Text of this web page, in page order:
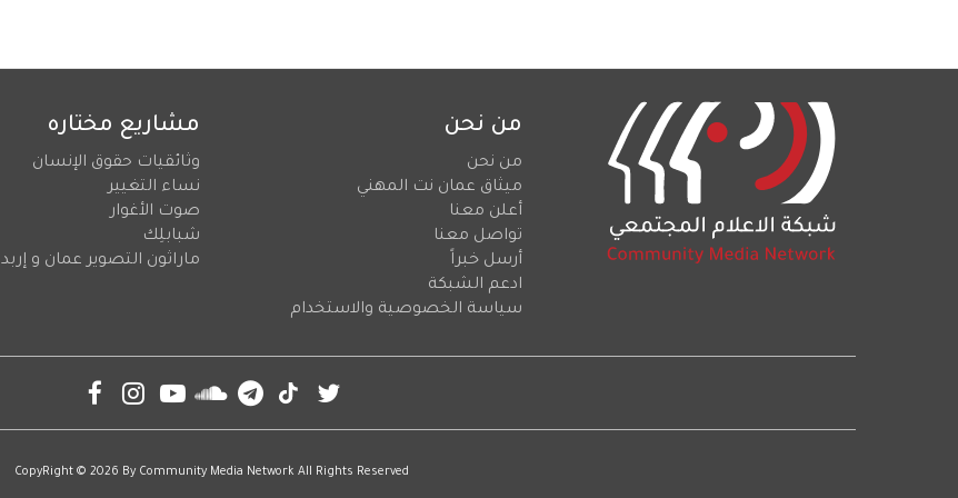
من نحن
من نحن
ميثاق عمان نت المهني
أعلن معنا
تواصل معنا
أرسل خبراً
ادعم الشبكة
سياسة الخصوصية والاستخدام
مشاريع مختاره
وثائقيات حقوق الإنسان
نساء التغيير
صوت الأغوار
شبابلِك
ماراثون التصوير عمان و إربد
CopyRight © 2026 By Community Media Network All Rights Reserved